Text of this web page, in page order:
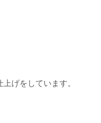
げをしています。